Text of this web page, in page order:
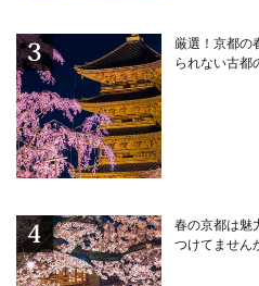
厳選！京都の
られない古都
春の京都は魅
つけてません